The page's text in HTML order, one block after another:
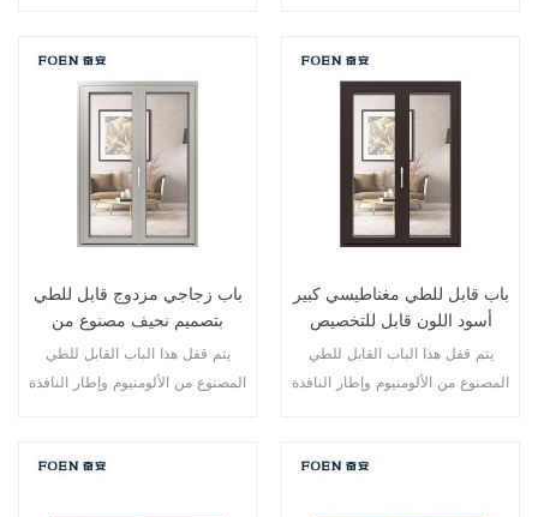
مختلفة من الأبواب لتلبية الاحتياجات
باب زجاجي مزدوج قابل للطي
بتصميم نحيف مصنوع من
الألومنيوم
يتم قفل هذا الباب القابل للطي
المصنوع من الألومنيوم وإطار النافذة
مختلفة من الأبواب لتلبية الاحتياجات
باب قابل للطي مغناطيسي كبير
أسود اللون قابل للتخصيص
للاستخدام المتين
يتم قفل هذا الباب القابل للطي
المصنوع من الألومنيوم وإطار النافذة
مختلفة من الأبواب لتلبية الاحتياجات